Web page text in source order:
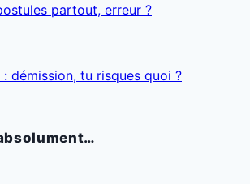
partout, erreur ?
démission, tu risques quoi ?